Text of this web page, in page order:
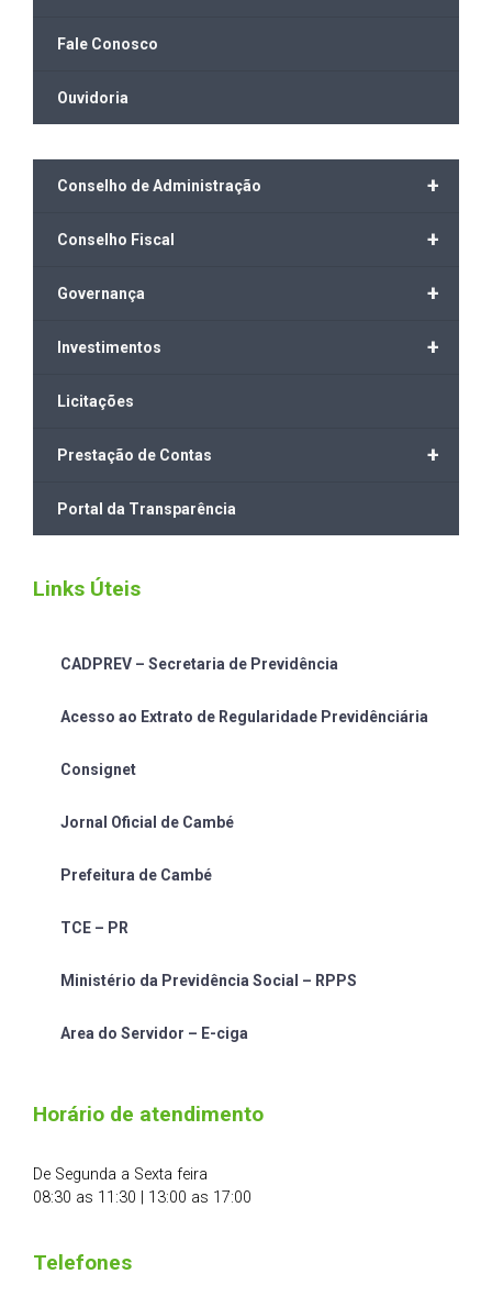
Fale Conosco
Ouvidoria
+
Conselho de Administração
+
Conselho Fiscal
+
Governança
+
Investimentos
Licitações
+
Prestação de Contas
Portal da Transparência
Links Úteis
CADPREV – Secretaria de Previdência
Acesso ao Extrato de Regularidade Previdênciária
Consignet
Jornal Oficial de Cambé
Prefeitura de Cambé
TCE – PR
Ministério da Previdência Social – RPPS
Area do Servidor – E-ciga
Horário de atendimento
De Segunda a Sexta feira
08:30 as 11:30 | 13:00 as 17:00
Telefones